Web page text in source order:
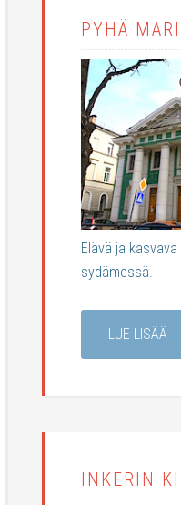
PYHÄ
Elävä ja
sydämessä.
LUE LISÄÄ
INKERIN